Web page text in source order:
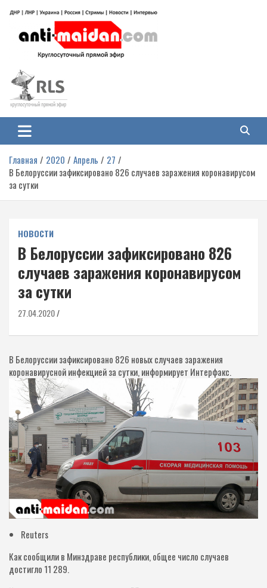
содержимому
Антимайдан: Гражданская война
на Украине
гражданской войне на Украине, включая события в Новороссии, ДНР,
ЛНР и других регионах.
Главная 2020 Апрель
27
В Белоруссии зафиксировано 826 случаев заражения коронавирусом
за сутки
НОВОСТИ
В Белоруссии зафиксировано 826
случаев заражения коронавирусом
за сутки
27.04.2020
В Белоруссии зафиксировано 826 новых случаев заражения
коронавирусной инфекцией за сутки, информирует Интерфакс.
Reuters
Как сообщили в Минздраве республики, общее число случаев
достигло 11 289.